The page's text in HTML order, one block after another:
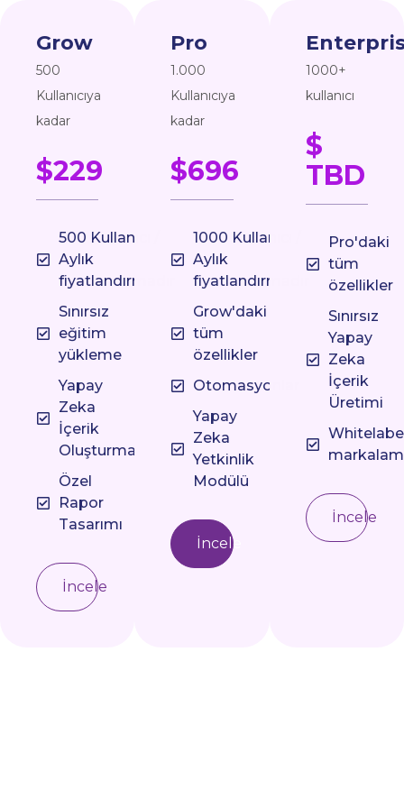
Grow
500
Kullanıcıya
kadar
$229
500 Kullanıcı /
Aylık
fiyatlandırmadır
Sınırsız
eğitim
yükleme
Yapay
Zeka
İçerik
Oluşturma
Özel
Rapor
Tasarımı
İncele
Pro
1.000
Kullanıcıya
kadar
$696
1000 Kullanıcı /
Aylık
fiyatlandırmadır
Grow'daki
tüm
özellikler
Otomasyonlar
Yapay
Zeka
Yetkinlik
Modülü
İncele
1000+
kullanıcı
$
TBD
Pro'daki
tüm
özellikler
Sınırsız
Yapay
Zeka
İçerik
Üretimi
İncele